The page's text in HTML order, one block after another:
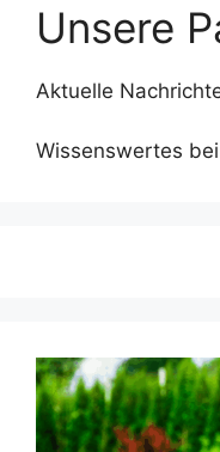
Unsere
Aktuelle
Wissenswertes bei